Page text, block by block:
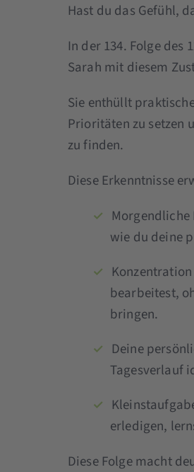
Hast du das Gefühl,
In der 134. Folge des
Sarah mit diesem
Sie enthüllt
Prioritäten zu setzen
zu finden.
Diese Erkenntnisse
wie du deine
bearbeitest,
bringen.
Deine
Tagesverlauf
erledigen,
Diese Folge macht